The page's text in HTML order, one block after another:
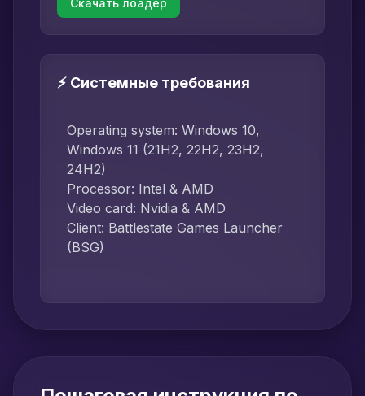
Скачать лоадер
⚡ Системные требования
Operating system: Windows 10,
Windows 11 (21H2, 22H2, 23H2,
24H2)
Processor: Intel & AMD
Video card: Nvidia & AMD
Client: Battlestate Games Launcher
(BSG)